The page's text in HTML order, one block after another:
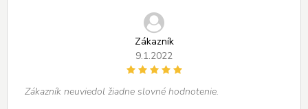
Zákazník
9.1.2022
Zákazník neuviedol žiadne slovné hodnotenie.